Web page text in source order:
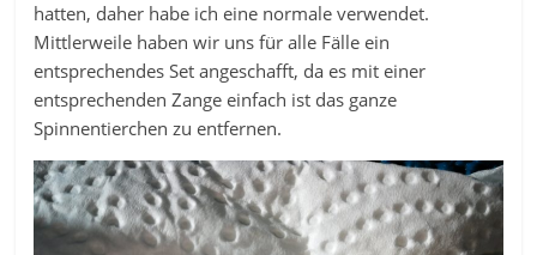
hatten, daher habe ich eine normale verwendet.
Mittlerweile haben wir uns für alle Fälle ein
entsprechendes Set angeschafft, da es mit einer
entsprechenden Zange einfach ist das ganze
Spinnentierchen zu entfernen.